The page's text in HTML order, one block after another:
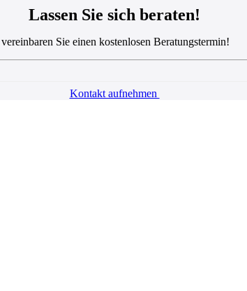
Lassen Sie sich beraten!
Sie einen kostenlosen Beratungstermin!
Kontakt aufnehmen